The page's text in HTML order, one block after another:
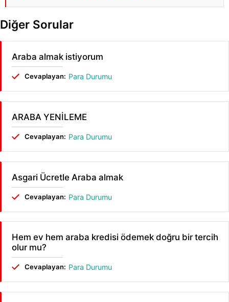
Diğer Sorular
Araba almak istiyorum
Cevaplayan: Para Durumu
ARABA YENİLEME
Cevaplayan: Para Durumu
Asgari Ücretle Araba almak
Cevaplayan: Para Durumu
Hem ev hem araba kredisi ödemek doğru bir tercih
olur mu?
Cevaplayan: Para Durumu